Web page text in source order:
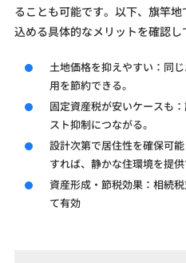
ることも可能です。以下、旗竿
込める具体的なメリットを確認し
土地価格を抑えやすい：同
用を節約できる。
固定資産税が安いケースも
スト抑制につながる。
設計次第で居住性を確保可
すれば、静かな住環境を提供
資産形成・節税効果：相続
て有効